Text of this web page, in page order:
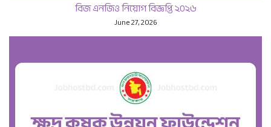
বিজ এনজিও নিয়োগ বিজ্ঞপ্তি ২০২৬
June 27, 2026